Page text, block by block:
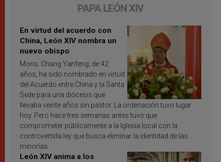
PAPA LEÓN XIV
En virtud del acuerdo con
China, León XIV nombra un
nuevo obispo
Mons. Chang Yanfeng, de 42
años, ha sido nombrado en virtud
del Acuerdo entre China y la Santa
Sede para una diócesis que
llevaba veinte años sin pastor. La ordenación tuvo lugar
hoy. Pero hace tres semanas antes tuvo que
comprometer públicamente a la Iglesia local con la
controvertida ley que busca eliminar la identidad de las
minorías.
León XIV anima a los